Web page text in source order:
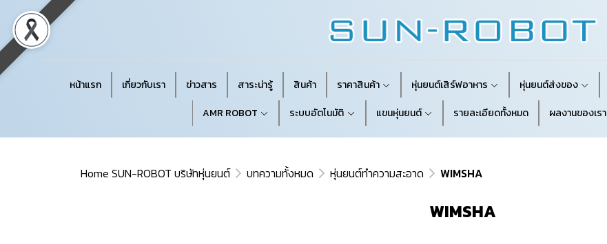
หน้าแรก เกี่ยวกับเรา ข่าวสาร สาระน่ารู้ สินค้า ราคาสินค้า หุ่นยนต์เสิร์ฟอาหาร หุ่นยนต์ส่งของ
AMR ROBOT
ระบบอัตโนมัติ แขนหุ่นยนต์ รายละเอียดทั้งหมด ผลงานของเรา
Home SUN-ROBOT บริษัทหุ่นยนต์ บทความทั้งหมด หุ่นยนต์ทำความสะอาด WIMSHA
WIMSHA